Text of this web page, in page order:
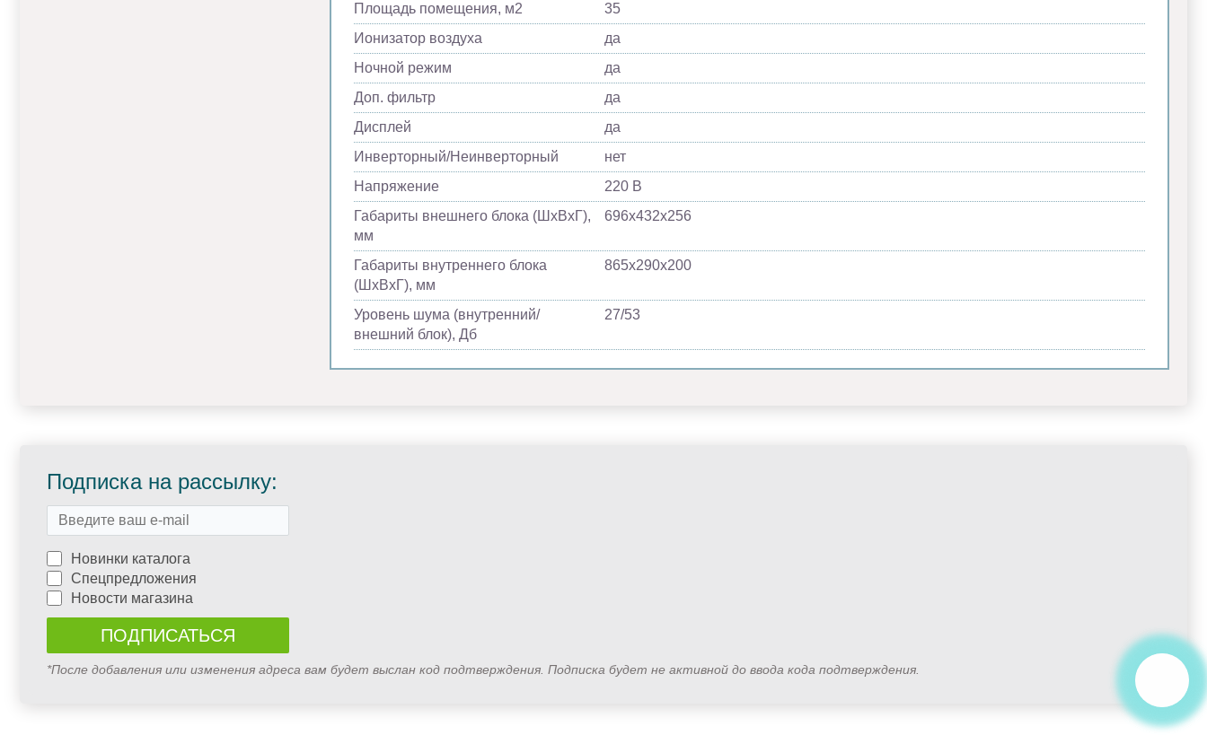
Площадь помещения, м2
35
Ионизатор воздуха
да
Ночной режим
да
Доп. фильтр
да
Дисплей
да
Инверторный/Неинверторный
нет
Напряжение
220 В
Габариты внешнего блока (ШхВхГ),
мм
696х432х256
Габариты внутреннего блока
(ШхВхГ), мм
865х290х200
Уровень шума (внутренний/
внешний блок), Дб
27/53
Подписка на рассылку:
Новинки каталога
Спецпредложения
Новости магазина
*После добавления или изменения адреса вам будет выслан код подтверждения. Подписка будет не активной до ввода кода подтверждения.